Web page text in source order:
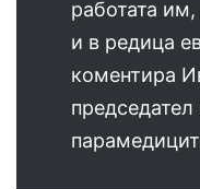
работата
и в редица
коментира